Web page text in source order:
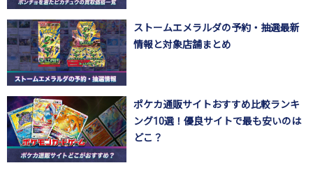
ストームエメラルダの予約・抽選最新
情報と対象店舗まとめ
ポケカ通販サイトおすすめ比較ランキ
ング10選！優良サイトで最も安いのは
どこ？